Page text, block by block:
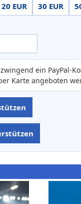
20 EUR 30 EUR
ein PayPal-
Karte angeboten